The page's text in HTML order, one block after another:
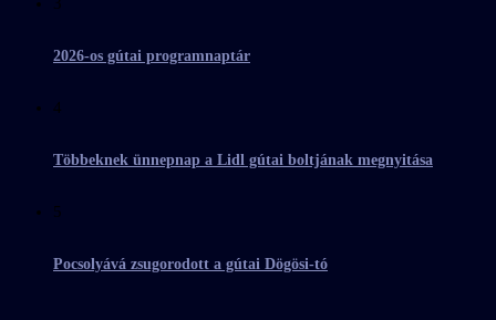
2026-os gútai programnaptár
4
Többeknek ünnepnap a Lidl gútai boltjának megnyitása
5
Pocsolyává zsugorodott a gútai Dögösi-tó